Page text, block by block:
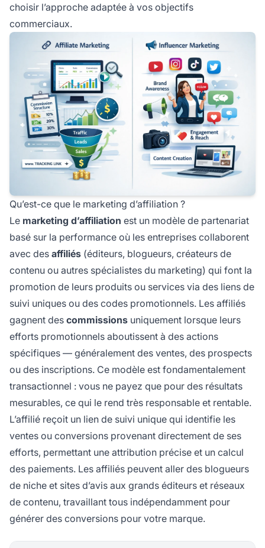
choisir l’approche adaptée à vos objectifs
commerciaux.
Qu’est-ce que le marketing d’affiliation ?
Le marketing d’affiliation est un modèle de partenariat
basé sur la performance où les entreprises collaborent
avec des affiliés (éditeurs, blogueurs, créateurs de
contenu ou autres spécialistes du marketing) qui font la
promotion de leurs produits ou services via des liens de
suivi uniques ou des codes promotionnels. Les affiliés
gagnent des commissions uniquement lorsque leurs
efforts promotionnels aboutissent à des actions
spécifiques — généralement des ventes, des prospects
ou des inscriptions. Ce modèle est fondamentalement
transactionnel : vous ne payez que pour des résultats
mesurables, ce qui le rend très responsable et rentable.
L’affilié reçoit un lien de suivi unique qui identifie les
ventes ou conversions provenant directement de ses
efforts, permettant une attribution précise et un calcul
des paiements. Les affiliés peuvent aller des blogueurs
de niche et sites d’avis aux grands éditeurs et réseaux
de contenu, travaillant tous indépendamment pour
générer des conversions pour votre marque.